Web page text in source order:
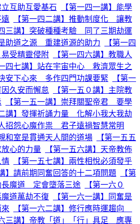
互助互愛基石
【第一四一講】能學
【第一四二講】推動制度化 讓教
四三講】突破種種考驗 同了三期劫運
助道之源 重建道源的助力
【第一四
受精靈侵附
【第一四六講】教職人
一四七講】站在宇宙中心 救濟眾生之
安下心來 多作四門功課要緊
【第一
久安而懈怠
【第一五０講】主院教
【第一五一講】崇拜關聖帝君 要學
講】發揮祈誦力量 化解小我大我劫
招怨心魔作祟 君子遠禍智慧常明
和室是貫通天人間的道場
【第一五五
心的力量
【第一五六講】天帝教佈
【第一五七講】兩性相悅必須發乎
】請前期同奮回答的十二項問題
【第
長魔道 定會墮落三途
【第一六０
道萬劫不復
【第一六一講】同奮是
【第一六二講】修行應時運趨向
六三講】帝教「道」「行」具足 應專